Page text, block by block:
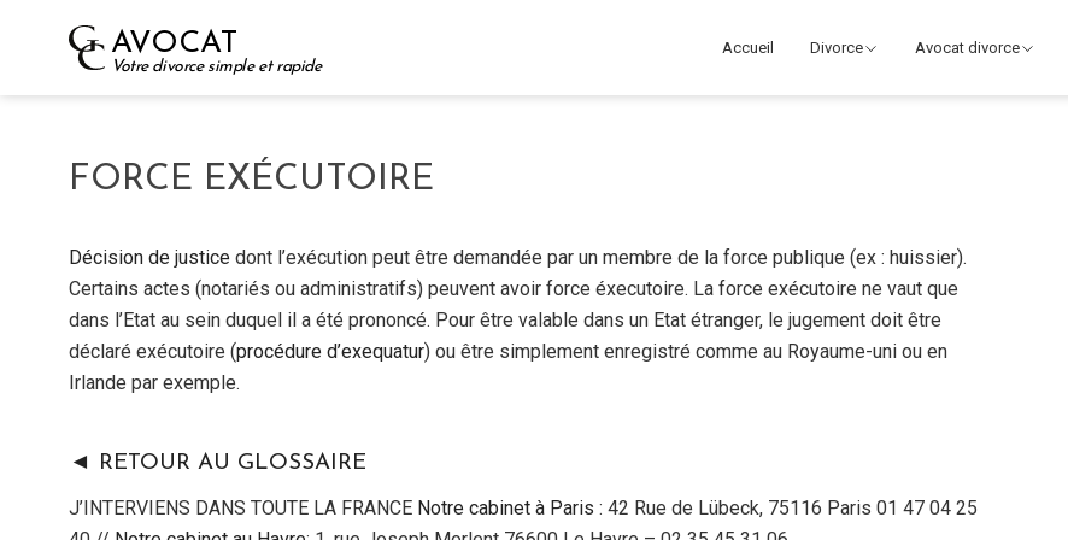
AVOCAT
Votre divorce simple et rapide
Accueil Divorce Avocat divorce
FORCE EXÉCUTOIRE
Décision de justice dont l’exécution peut être demandée par un membre de la force publique (ex : huissier).
Certains actes (notariés ou administratifs) peuvent avoir force éxecutoire. La force exécutoire ne vaut que
dans l’Etat au sein duquel il a été prononcé. Pour être valable dans un Etat étranger, le jugement doit être
déclaré exécutoire (procédure d’exequatur) ou être simplement enregistré comme au Royaume-uni ou en
Irlande par exemple.
◄ RETOUR AU GLOSSAIRE
J’INTERVIENS DANS TOUTE LA FRANCE Notre cabinet à Paris : 42 Rue de Lübeck, 75116 Paris 01 47 04 25